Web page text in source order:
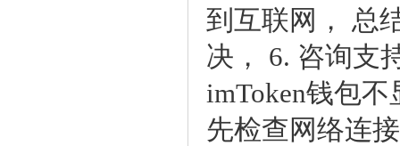
到互联网，总
决，6.咨询支
imToken钱包
先检查网络连